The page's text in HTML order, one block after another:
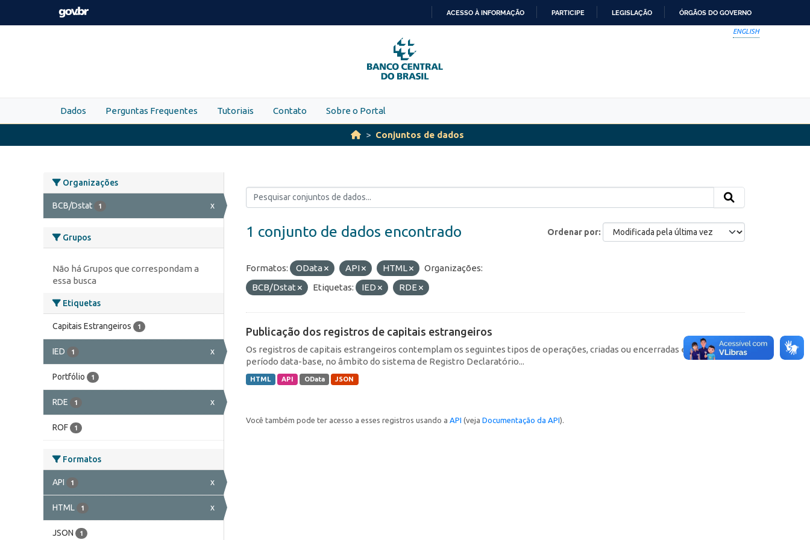
Skip to main content
PARA
O
CONTEÚDO
ACESSO À INFORMAÇÃO PARTICIPE LEGISLAÇÃO ÓRGÃOS DO GOVERNO
ENGLISH
Dados Perguntas Frequentes Tutoriais Contato Sobre o Portal
Conjuntos de dados
Organizações
BCB/Dstat 1 x
Grupos
Não há Grupos que correspondam a
essa busca
Etiquetas
Capitais Estrangeiros 1
IED 1 x
Portfólio 1
RDE 1 x
ROF 1
Formatos
API 1 x
HTML 1 x
JSON 1
Ordenar por
1 conjunto de dados encontrado
Formatos: OData API HTML
Organizações:
BCB/Dstat
Etiquetas: IED RDE
Publicação dos registros de capitais estrangeiros
Os registros de capitais estrangeiros contemplam os seguintes tipos de operações, criadas ou encerradas em cada
período data-base, no âmbito do sistema de Registro Declaratório...
HTML API OData JSON
Você também pode ter acesso a esses registros usando a API (veja Documentação da API).